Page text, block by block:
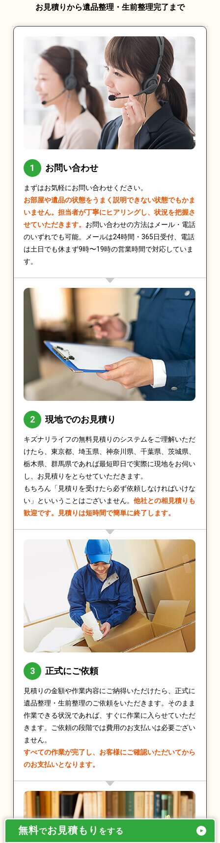
お見積りから遺品整理・生前整理完了まで
お問い合わせ
まずはお気軽にお問い合わせください。
お部屋や遺品の状態をうまく説明できない状態でもかま
いません。担当者が丁寧にヒアリングし、状況を把握さ
せていただきます。 お問い合わせの方法はメール・電話
のいずれでも可能。メールは24時間・365日受付、電話
は土日でも休まず9時〜19時の営業時間で対応していま
す。
現地でのお見積り
キズナリライフの無料見積りのシステムをご理解いただ
けたら、東京都、埼玉県、神奈川県、千葉県、茨城県、
栃木県、群馬県であれば最短即日で実際に現地をお伺い
し、お見積りをとらせていただきます。
もちろん「見積りを受けたら必ず依頼しなければいけな
い」といいうことはございません。 他社との相見積りも
歓迎です。見積りは短時間で簡単に終了します。
正式にご依頼
見積りの金額や作業内容にご納得いただけたら、正式に
遺品整理・生前整理のご依頼をいただきます。そのまま
作業できる状況であれば、すぐに作業に入らせていただ
きます。ご依頼の段階では費用のお支払いは必要ござい
ません。
すべての作業が完了し、お客様にご確認いただいてから
のお支払いとなります。
無料でお見積もり をする